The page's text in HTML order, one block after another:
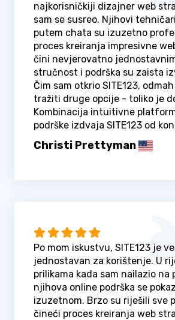
najkorisničkiji dizajner web
sam se susreo. Njihovi
putem chata su izuzetno
proces kreiranja impresivne
čini nevjerovatno
stručnost i podrška su zaista
Čim sam otkrio SITE123,
tražiti druge opcije - toliko je
Kombinacija intuitivne
podrške izdvaja SITE123 od
Christi Prettyman
Po mom iskustvu, SITE123 je
jednostavan za korištenje. U
prilikama kada sam nailazio na
njihova online podrška se
izuzetnom. Brzo su riješili sve
čineći proces kreiranja web